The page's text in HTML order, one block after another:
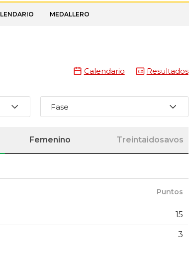
MEDALLERO
Calendario Resultados
Fase
Femenino Treintaidosavos
Puntos
15
3